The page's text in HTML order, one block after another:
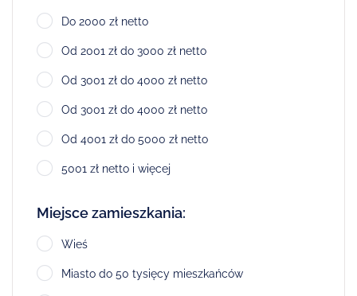
Do 2000 zł netto
Od 2001 zł do 3000 zł netto
Od 3001 zł do 4000 zł netto
Od 3001 zł do 4000 zł netto
Od 4001 zł do 5000 zł netto
5001 zł netto i więcej
Miejsce zamieszkania:
Wieś
Miasto do 50 tysięcy mieszkańców